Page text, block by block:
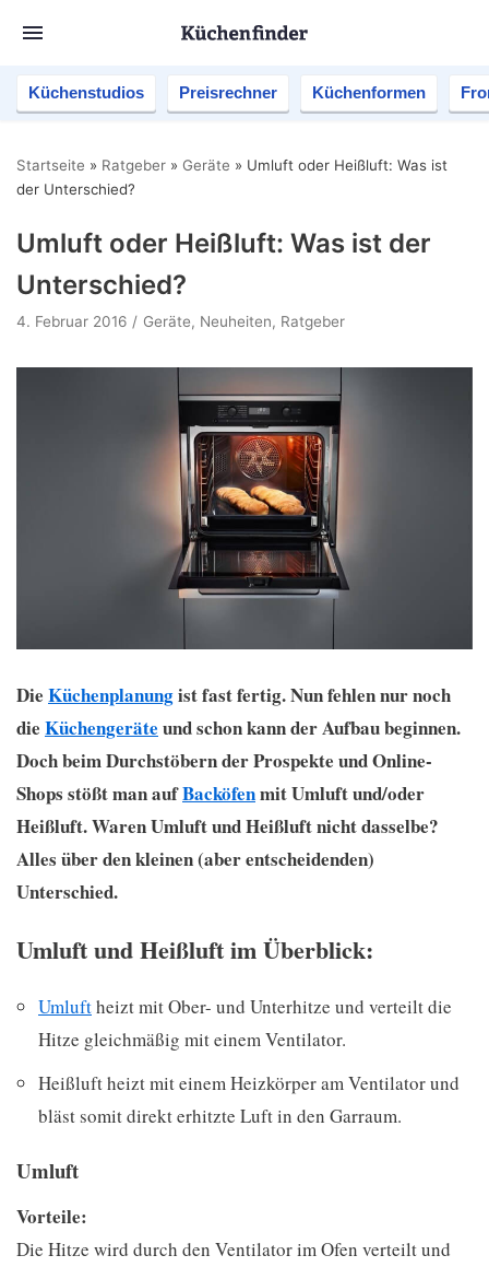
Küchenstudios Preisrechner Küchenformen
Startseite » Ratgeber » Geräte » Umluft oder Heißluft: Was ist
der Unterschied?
Umluft oder Heißluft: Was ist der
Unterschied?
4. Februar 2016 Geräte, Neuheiten, Ratgeber
Die Küchenplanungist fast fertig. Nun fehlen nur noch
die Küchengeräte und schon kann der Aufbau beginnen.
Doch beim Durchstöbern der Prospekte und Online-
Shops stößt man aufBacköfenmit Umluft und/oder
Heißluft. Waren Umluft und Heißluft nicht dasselbe?
Alles über den kleinen (aber entscheidenden)
Unterschied.
Umluft und Heißluft im Überblick:
Umluftheizt mit Ober- und Unterhitze und verteilt die
Hitze gleichmäßig mit einem Ventilator.
Heißluft heizt mit einem Heizkörper am Ventilator und
bläst somit direkt erhitzte Luft in den Garraum.
Umluft
Vorteile:
Die Hitze wird durch den Ventilator im Ofen verteilt und